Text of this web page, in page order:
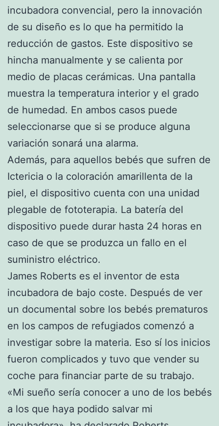
incubadora convencial, pero la innovación
de su diseño es lo que ha permitido la
reducción de gastos. Este dispositivo se
hincha manualmente y se calienta por
medio de placas cerámicas. Una pantalla
muestra la temperatura interior y el grado
de humedad. En ambos casos puede
seleccionarse que si se produce alguna
variación sonará una alarma.
Además, para aquellos bebés que sufren de
Ictericia o la coloración amarillenta de la
piel, el dispositivo cuenta con una unidad
plegable de fototerapia. La batería del
dispositivo puede durar hasta 24 horas en
caso de que se produzca un fallo en el
suministro eléctrico.
James Roberts es el inventor de esta
incubadora de bajo coste. Después de ver
un documental sobre los bebés prematuros
en los campos de refugiados comenzó a
investigar sobre la materia. Eso sí los inicios
fueron complicados y tuvo que vender su
coche para financiar parte de su trabajo.
«Mi sueño sería conocer a uno de los bebés
a los que haya podido salvar mi